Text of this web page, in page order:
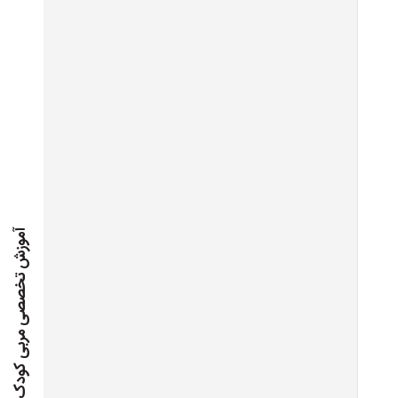
آموزش تخصصی مربی کودک